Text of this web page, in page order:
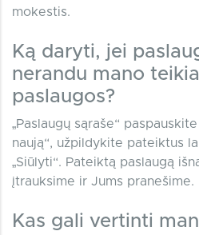
mokestis.
Ką daryti, jei
nerandu mano
paslaugos?
„Paslaugų sąraše“
naują“, užpildykite pateiktus
„Siūlyti“. Pateiktą paslaugą
įtrauksime ir Jums pranešime.
Kas gali vertinti